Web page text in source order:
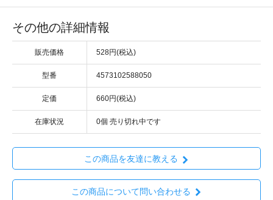
その他の詳細情報
販売価格 528円(税込)
型番 4573102588050
定価 660円(税込)
在庫状況 0個 売り切れ中です
この商品を友達に教える
この商品について問い合わせる